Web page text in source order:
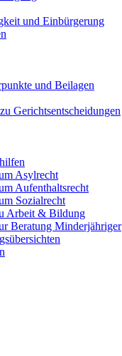
und Einbürgerung
und Beilagen
Gerichtsentscheidungen
Asylrecht
Aufenthaltsrecht
Sozialrecht
Arbeit & Bildung
Beratung Minderjähriger